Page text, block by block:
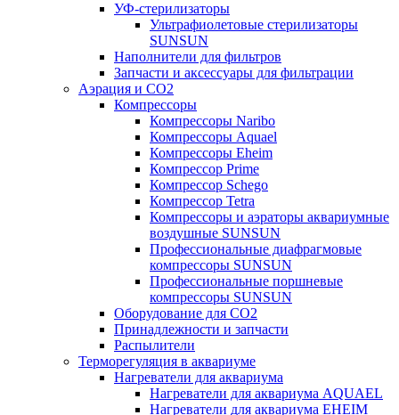
УФ-стерилизаторы
Ультрафиолетовые стерилизаторы
SUNSUN
Наполнители для фильтров
Запчасти и аксессуары для фильтрации
Аэрация и CO2
Компрессоры
Компрессоры Naribo
Компрессоры Aquael
Компрессоры Eheim
Компрессор Prime
Компрессор Schego
Компрессор Tetra
Компрессоры и аэраторы аквариумные
воздушные SUNSUN
Профессиональные диафрагмовые
компрессоры SUNSUN
Профессиональные поршневые
компрессоры SUNSUN
Оборудование для CO2
Принадлежности и запчасти
Распылители
Терморегуляция в аквариуме
Нагреватели для аквариума
Нагреватели для аквариума AQUAEL
Нагреватели для аквариума EHEIM